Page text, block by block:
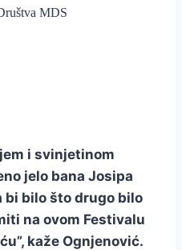
MDS
i svinjetinom
jelo bana Josipa
bi bilo što drugo bilo
na ovom Festivalu
kaže Ognjenović.